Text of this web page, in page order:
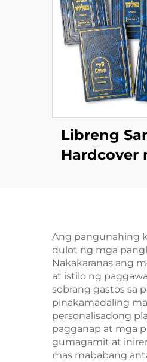
Libreng
Hardcover
ng
Ang pangunahing
dulot ng mga
Nakakaranas ang
at istilo ng
sobrang gastos sa
pinakamadaling
personalisadong
pagganap at mga
gumagamit at
mas mababang